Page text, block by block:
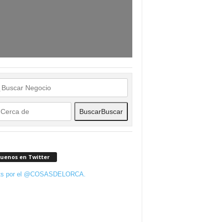
BuscarBuscar
en Twitter
por el @COSASDELORCA.